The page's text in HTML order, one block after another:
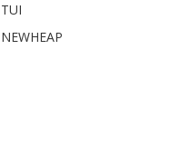
TUI
NEWHEAP